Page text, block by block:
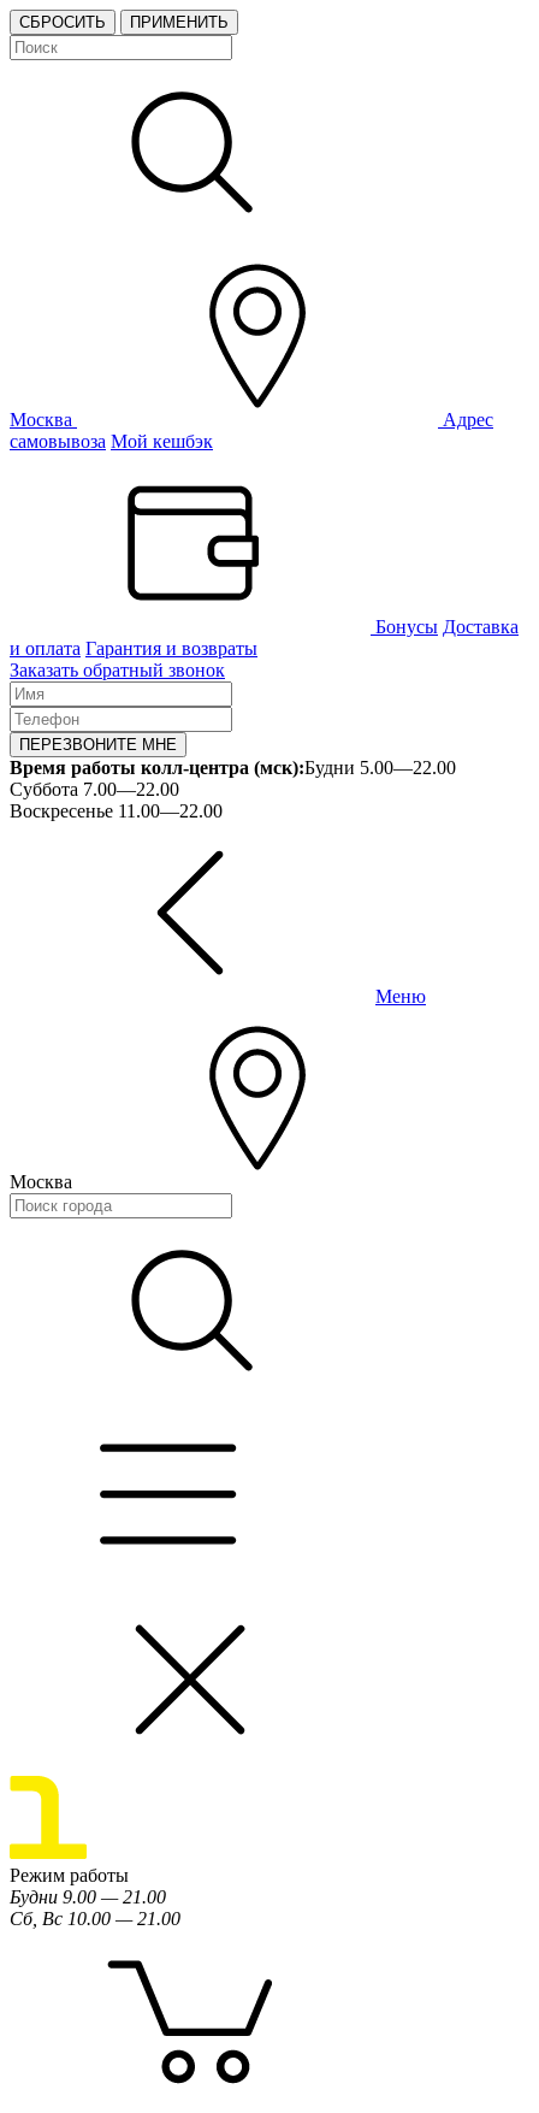
СБРОСИТЬ ПРИМЕНИТЬ
Москва
Адрес
самовывоза Мой кешбэк
Бонусы Доставка
и оплата Гарантия и возвраты
Заказать обратный звонок
ПЕРЕЗВОНИТЕ МНЕ
Время работы колл-центра (мск):Будни 5.00—22.00
Суббота 7.00—22.00
Воскресенье 11.00—22.00
Меню
Москва
Режим работы
Будни 9.00 — 21.00
Сб, Вс 10.00 — 21.00